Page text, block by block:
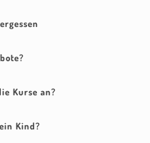
Kurse an?
Kind?